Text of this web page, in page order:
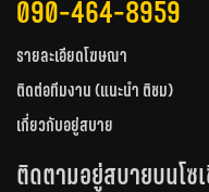
090-464-8959
รายละเอียดโฆษณา
ติดต่อทีมงาน (แนะนำ ติชม)
เกี่ยวกับอยู่สบาย
ติดตามอยู่สบายบนโซ